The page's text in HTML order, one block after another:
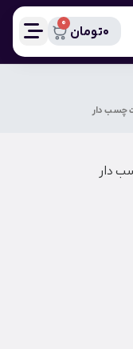
0تومان
0
چسب دار